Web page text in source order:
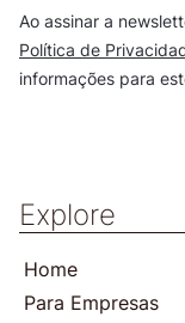
Explore
Home
Para Empresas
Ao assinar a
Política de
informações para